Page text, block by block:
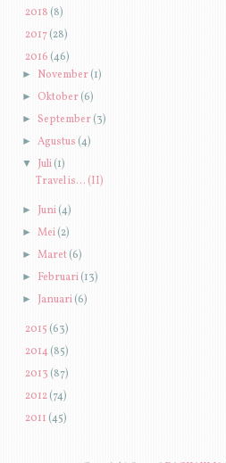
2018 (8)
2017(28)
2016 (46)
► November(1)
► Oktober(6)
►September(3)
► Agustus (4)
▼ Juli(1)
Travel is... (II)
► Juni(4)
► Mei(2)
► Maret(6)
► Februari(13)
► Januari(6)
2015(63)
2014 (85)
2013 (87)
2012(74)
2011 (45)